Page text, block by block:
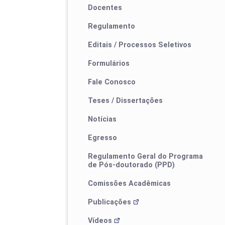
Calendário de defesas
Docentes
Regulamento
Editais / Processos Seletivos
Formulários
Fale Conosco
Teses / Dissertações
Notícias
Egresso
Regulamento Geral do Programa
de Pós-doutorado (PPD)
Comissões Acadêmicas
Publicações
Vídeos